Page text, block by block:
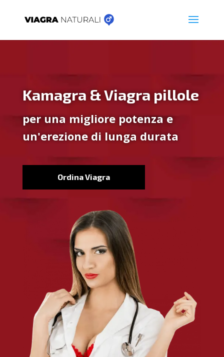
Kamagra & Viagra pillole
per una migliore potenza e
un'erezione di lunga durata
Ordina Viagra